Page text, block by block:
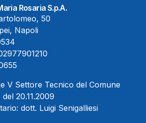
Rosaria S.p.A.
50
Napoli
V Settore Tecnico del Comune
20.11.2009
dott. Luigi Senigalliesi